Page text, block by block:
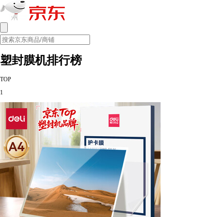
塑封膜机排行榜
TOP
1